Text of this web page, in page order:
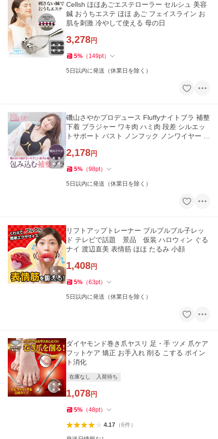
Cellsh ほほあごエステローラー セルシュ 美容
鍼 おうちエステ ほほ あご フェイスライン お
肌を刺激 冷やして使える 母の日
3,278円
5% （ 149pt）
5日以内に発送（休業日を除く）
磯山さやかプロデュース Fluffyナイトブラ 補整
下着 ブラジャー ワキ肉 ハミ肉 段差 シルエッ
トサポート バスト ノンフック ノンワイヤー コ
2,178円
5% （98pt）
5日以内に発送（休業日を除く）
リフトアップトレーナー ブルブルブル子レッ
ド テレビで話題 景品 仮装 ハロウィン ぐる
ナイ 渡辺直美 表情筋 ほほ たるみ 小顔
1,408円
5% （63pt）
5日以内に発送（休業日を除く）
ダイヤモンド巻き爪ヤスリ 足・手 ツメ 爪ケア
フットケア 矯正 お手入れ 削る こする ポイン
ト消化
在庫なし 入荷待ち
1,078円
5% （48pt）
4.17（6件）